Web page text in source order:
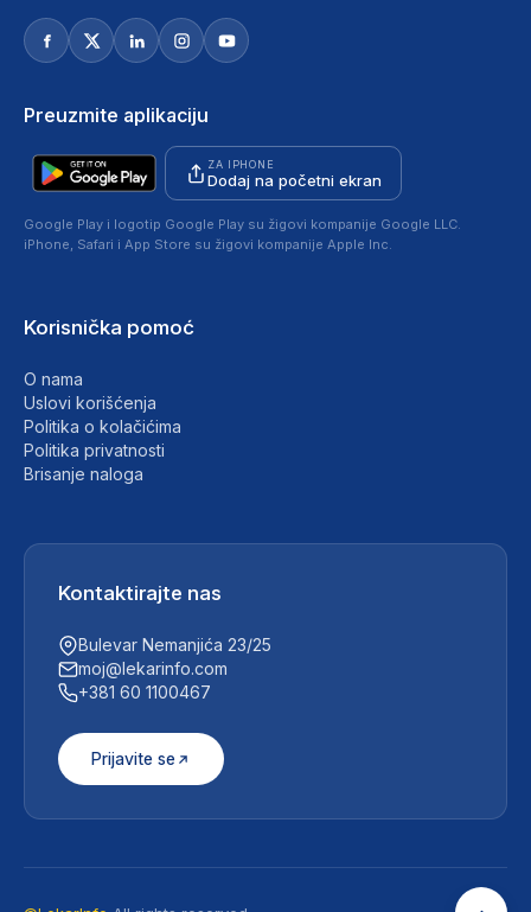
Preuzmite aplikaciju
ZA IPHONE
Dodaj na početni ekran
Google Play i logotip Google Play su žigovi kompanije Google LLC.
iPhone, Safari i App Store su žigovi kompanije Apple Inc.
Korisnička pomoć
O nama
Uslovi korišćenja
Politika o kolačićima
Politika privatnosti
Brisanje naloga
Kontaktirajte nas
Bulevar Nemanjića 23/25
moj@lekarinfo.com
+381 60 1100467
Prijavite se